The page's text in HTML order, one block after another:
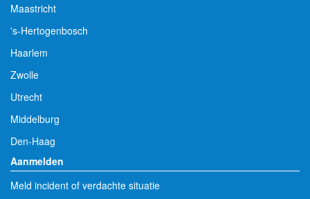
Maastricht
's-Hertogenbosch
Haarlem
Zwolle
Utrecht
Middelburg
Den-Haag
Aanmelden
Meld incident of verdachte situatie